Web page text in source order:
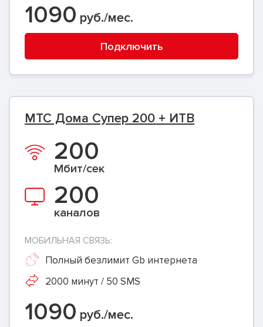
1090 руб./мес.
Подключить
МТС Дома Супер 200 + ИТВ
200
Мбит/сек
200
каналов
МОБИЛЬНАЯ СВЯЗЬ:
Полный безлимит Gb интернета
2000 минут / 50 SMS
1090 руб./мес.